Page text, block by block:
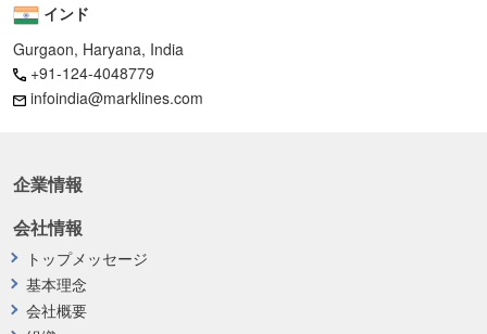
インド
Gurgaon, Haryana, India
+91-124-4048779
infoindia@marklines.com
企業情報
会社情報
トップメッセージ
基本理念
会社概要